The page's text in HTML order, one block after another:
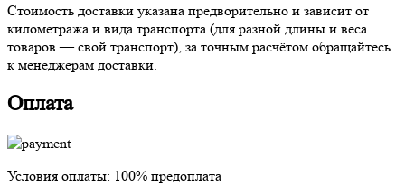
Стоимость доставки указана предворительно и зависит от
километража и вида транспорта (для разной длины и веса
товаров — свой транспорт), за точным расчётом обращайтесь
к менеджерам доставки.
Оплата
Условия оплаты: 100% предоплата